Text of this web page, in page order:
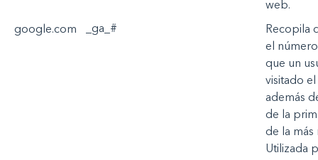
web.
google.com _ga_# Recopila
el
número
que un
visitado el
además
de la
de la más
Utilizada